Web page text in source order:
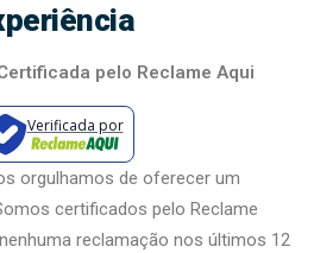
pelo Reclame Aqui
Verificada por
orgulhamos de oferecer um
certificados pelo Reclame
reclamação nos últimos 12